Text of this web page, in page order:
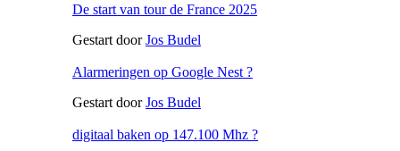
De start van tour de France 2025
Gestart doorJos Budel
Alarmeringen op Google Nest ?
Gestart doorJos Budel
digitaal baken op 147.100 Mhz ?